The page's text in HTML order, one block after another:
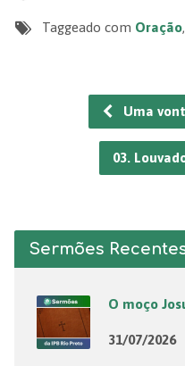
Taggeado com Oração,
Uma
03.
Sermões
O moço
31/07/2026